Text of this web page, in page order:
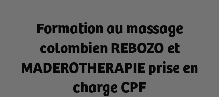
Formation au massage
colombien REBOZO et
MADEROTHERAPIE prise en
charge CPF